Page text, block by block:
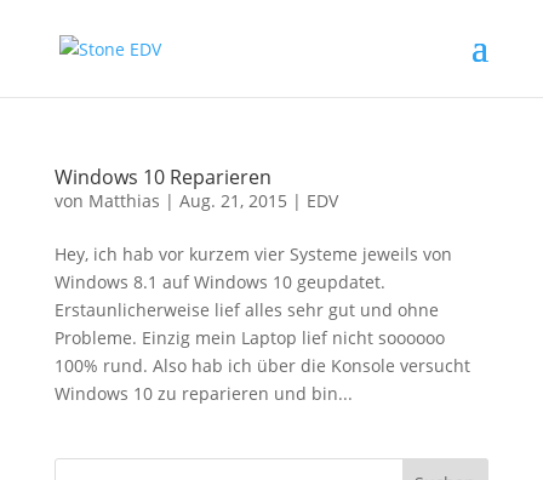
Windows 10 Reparieren
von Matthias | Aug. 21, 2015 | EDV
Hey, ich hab vor kurzem vier Systeme jeweils von
Windows 8.1 auf Windows 10 geupdatet.
Erstaunlicherweise lief alles sehr gut und ohne
Probleme. Einzig mein Laptop lief nicht soooooo
100% rund. Also hab ich über die Konsole versucht
Windows 10 zu reparieren und bin...